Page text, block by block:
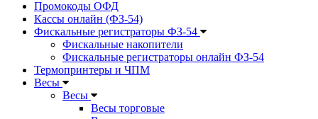
Промокоды ОФД
Кассы онлайн (ФЗ-54)
Фискальные регистраторы ФЗ-54
Фискальные накопители
Фискальные регистраторы онлайн ФЗ-54
Термопринтеры и ЧПМ
Весы
Весы
Весы торговые